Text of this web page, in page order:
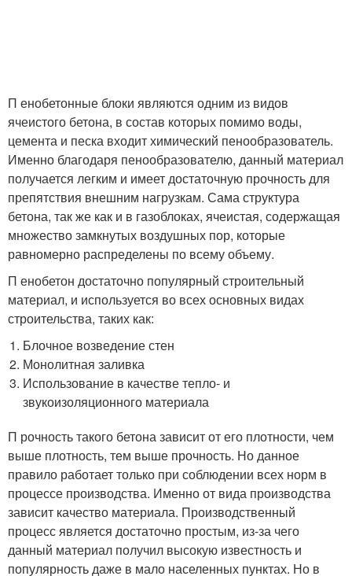
П енобетонные блоки являются одним из видов
ячеистого бетона, в состав которых помимо воды,
цемента и песка входит химический пенообразователь.
Именно благодаря пенообразователю, данный материал
получается легким и имеет достаточную прочность для
препятствия внешним нагрузкам. Сама структура
бетона, так же как и в газоблоках, ячеистая, содержащая
множество замкнутых воздушных пор, которые
равномерно распределены по всему объему.
П енобетон достаточно популярный строительный
материал, и используется во всех основных видах
строительства, таких как:
Блочное возведение стен
Монолитная заливка
Использование в качестве тепло- и
звукоизоляционного материала
П рочность такого бетона зависит от его плотности, чем
выше плотность, тем выше прочность. Но данное
правило работает только при соблюдении всех норм в
процессе производства. Именно от вида производства
зависит качество материала. Производственный
процесс является достаточно простым, из-за чего
данный материал получил высокую известность и
популярность даже в мало населенных пунктах. Но в